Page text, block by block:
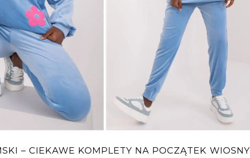
– CIEKAWE KOMPLETY NA POCZĄTEK WIOSNY